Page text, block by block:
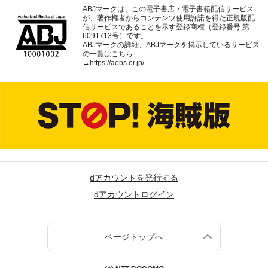
ABJマークは、この電子書店・電子書籍配信サービス
が、著作権者からコンテンツ使用許諾を得た正規版配
信サービスであることを示す登録商標（登録番号 第
6091713号）です。
ABJマークの詳細、ABJマークを掲示しているサービス
の一覧はこちら
→https://aebs.or.jp/
dアカウントを発行する
dアカウントログイン
ページトップへ